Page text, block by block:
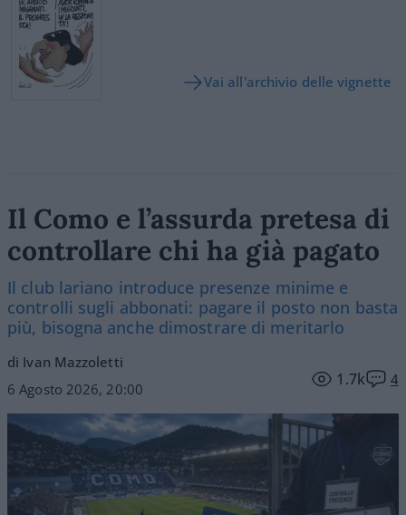
Vai all'archivio delle vignette
Il Como e l’assurda pretesa di
controllare chi ha già pagato
Il club lariano introduce presenze minime e
controlli sugli abbonati: pagare il posto non basta
più, bisogna anche dimostrare di meritarlo
di Ivan Mazzoletti
6 Agosto 2026, 20:00
1.7k 4